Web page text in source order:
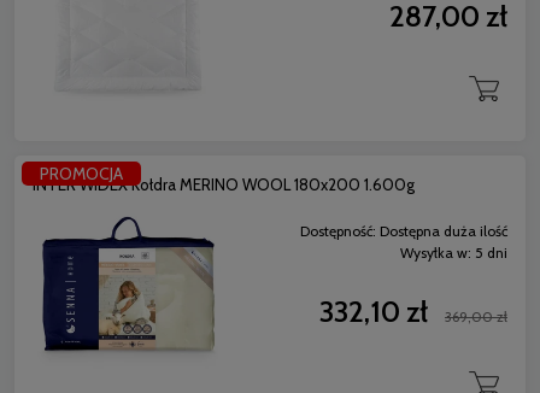
287,00 zł
INTER WIDEX Kołdra MERINO WOOL 180x200 1.600g
Dostępność: Dostępna duża ilość
Wysyłka w: 5 dni
332,10 zł 369,00 zł
PROMOCJA